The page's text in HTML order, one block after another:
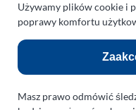
Flight
Farma
Używamy plików cookie i
poprawy komfortu
Masz prawo odmówić